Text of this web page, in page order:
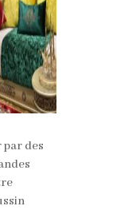
par des